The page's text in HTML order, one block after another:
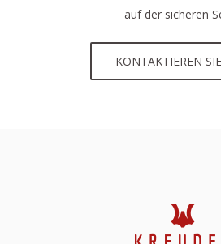
auf der sicheren
KONTAKTIEREN